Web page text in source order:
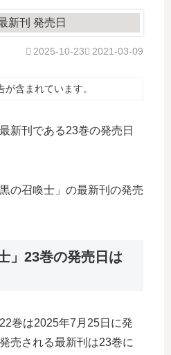
2021-03-09
2025-10-23
が含まれています。
新刊である23巻の発売日
の召喚士」の最新刊の発売
」23巻の発売日は
巻は2025年7月25日に発
売される最新刊は23巻に